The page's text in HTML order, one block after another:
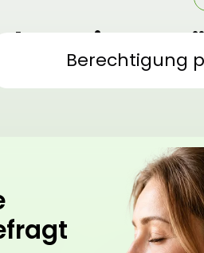
Sie
Medizinisches
Berechtigung